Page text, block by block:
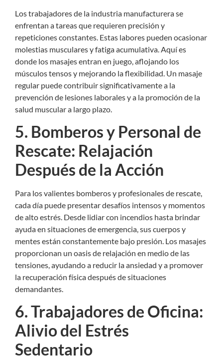
Los trabajadores de la industria manufacturera se
enfrentan a tareas que requieren precisión y
repeticiones constantes. Estas labores pueden ocasionar
molestias musculares y fatiga acumulativa. Aquí es
donde los masajes entran en juego, aflojando los
músculos tensos y mejorando la flexibilidad. Un masaje
regular puede contribuir significativamente a la
prevención de lesiones laborales y a la promoción de la
salud muscular a largo plazo.
5. Bomberos y Personal de
Rescate: Relajación
Después de la Acción
Para los valientes bomberos y profesionales de rescate,
cada día puede presentar desafíos intensos y momentos
de alto estrés. Desde lidiar con incendios hasta brindar
ayuda en situaciones de emergencia, sus cuerpos y
mentes están constantemente bajo presión. Los masajes
proporcionan un oasis de relajación en medio de las
tensiones, ayudando a reducir la ansiedad y a promover
la recuperación física después de situaciones
demandantes.
6. Trabajadores de Oficina:
Alivio del Estrés
Sedentario